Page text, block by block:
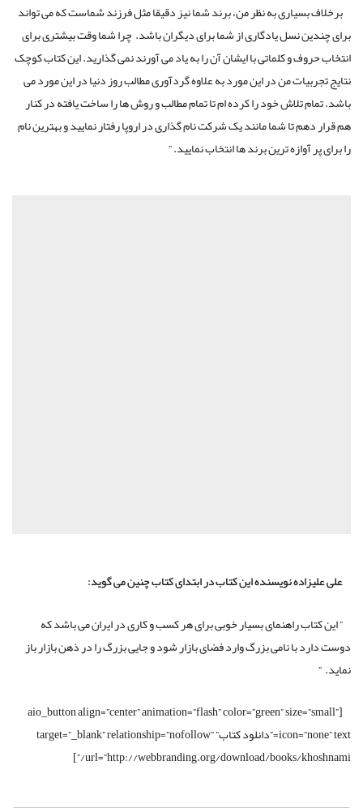
برخلاف بسیاری به نظر من، برند شما نیز دقیقا مثل فرزند شماست که می تواند
برای چندین نسل یادگاری از شما برای دیگران باشد. چرا شما وقت بیشتری برای
انتخاب حروف و کلماتی با ایشان آن را به یاد می آورند نمی گذارید. این کتاب کوچک
نتایج تجربیات من در این مورد به علاوه گردآوری مطالب روز دنیا در این مورد می
باشد. تمام تلاش خود را کرده ام تا تمام مطالب و روش ها را ساخت یافته در کنار
هم قرار دهم تا شما مانند یک شرکت نام گذاری در اروپا رفتار نمایید و بهترین نام
را برای پر آوازه ترین برند ها انتخاب نمایید. ”
علی علیزاده نویسنده این کتاب در ابتدای کتاب چنین می گوید:
” این کتاب راهنمای بسیار خوبی برای هر کسب و کاری در ایران می باشد که
دوست دارد با نامی بزرگ وارد فضای بازار شود و جایی بزرگ را در ذهن بازار باز
نماید. ”
[aio_button align=”center” animation=”flash” color=”green” size=”small”
icon=”none” text=”دانلود کتاب” target=”_blank” relationship=”nofollow”
url=”http://webbranding.org/download/books/khoshnami/”]